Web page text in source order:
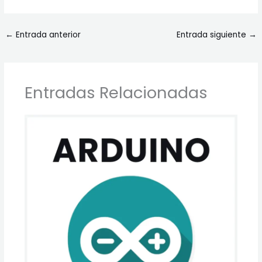
← Entrada anterior Entrada siguiente →
Entradas Relacionadas